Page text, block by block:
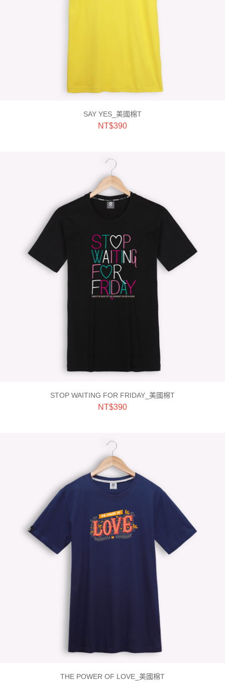
SAY YES_美國棉T
NT$390
STOP WAITING FOR FRIDAY_美國棉T
NT$390
THE POWER OF LOVE_美國棉T